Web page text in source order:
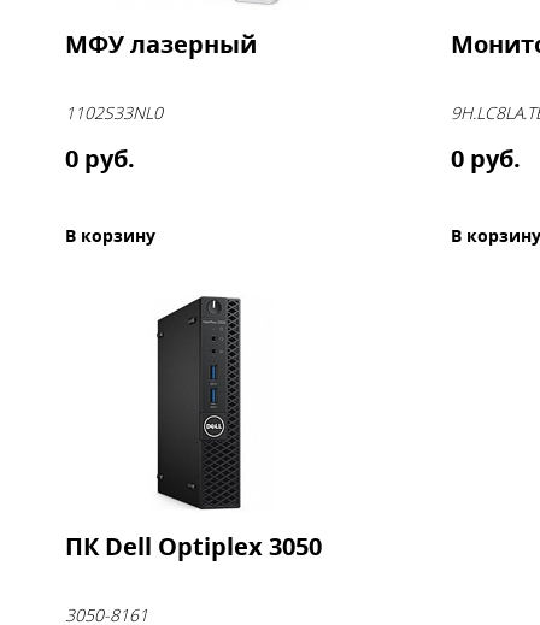
МФУ лазерный
1102S33NL0
0 руб.
В корзину
0 руб.
В корзину
ПК Dell Optiplex 3050
3050-8161